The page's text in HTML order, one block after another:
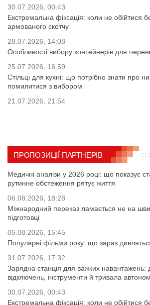
30.07.2026, 00:43
Екстремальна фіксація: коли не обійтися
армованого скотчу
28.07.2026, 14:08
Особливості вибору контейнерів для
25.07.2026, 16:59
Стільці для кухні: що потрібно знати про
помилитися з вибором
21.07.2026, 21:54
ПРОПОЗИЦІЇ ПАРТНЕРІВ
Медичні аналізи у 2026 році: що показує
рутинне обстеження рятує життя
06.08.2026, 18:28
Міжнародний переказ ламається не на
підготовці
05.08.2026, 15:45
Популярні фільми року: що зараз
31.07.2026, 17:32
Зарядна станція для важких навантажень:
відключень, інструменти й тривала
30.07.2026, 00:43
Екстремальна фіксація: коли не обійтися